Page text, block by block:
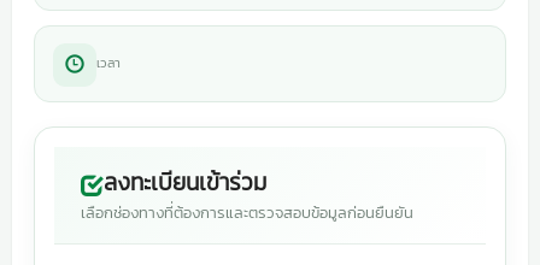
เวลา
ลงทะเบียนเข้าร่วม
เลือกช่องทางที่ต้องการและตรวจสอบข้อมูลก่อนยืนยัน